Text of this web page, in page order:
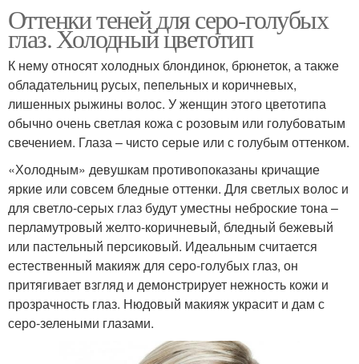
Серо-голубые глаза
Фотоинструкция по
вечернему макияжу
Натуральный макияж Естественный макияж
Нюдовый макияж Макияж для девушек
Цвета в макияже
Лайфхаки для
повседневного макияжа
Оттенки теней для серо-голубых
глаз. Холодный цветотип
К нему относят холодных блондинок, брюнеток, а также
обладательниц русых, пепельных и коричневых,
лишенных рыжины волос. У женщин этого цветотипа
обычно очень светлая кожа с розовым или голубоватым
свечением. Глаза – чисто серые или с голубым оттенком.
«Холодным» девушкам противопоказаны кричащие
яркие или совсем бледные оттенки. Для светлых волос и
для светло-серых глаз будут уместны неброские тона –
перламутровый желто-коричневый, бледный бежевый
или пастельный персиковый. Идеальным считается
естественный макияж для серо-голубых глаз, он
притягивает взгляд и демонстрирует нежность кожи и
прозрачность глаз. Нюдовый макияж украсит и дам с
серо-зелеными глазами.